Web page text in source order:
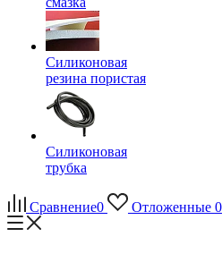
Силиконовая
резина пористая
Силиконовая
трубка
Сравнение0 Отложенные 0